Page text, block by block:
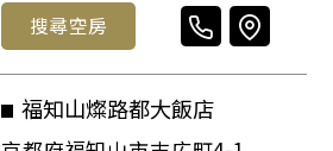
搜尋空房
福知山燦路都大飯店